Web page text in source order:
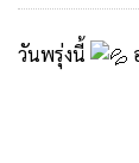
วันพรุ่งนี้